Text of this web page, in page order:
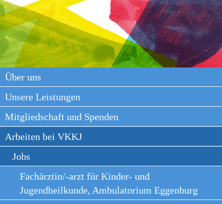
Über uns
Unsere Leistungen
Mitgliedschaft und Spenden
Arbeiten bei VKKJ
Jobs
Fachärztin/-arzt für Kinder- und
Jugendheilkunde, Ambulatorium Eggenburg